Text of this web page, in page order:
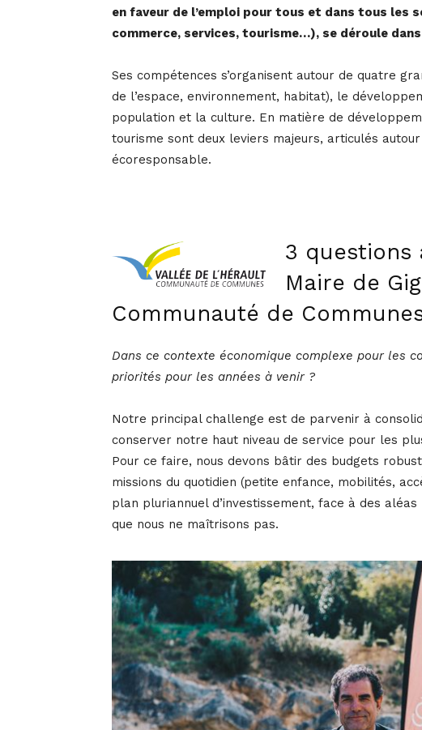
en faveur de l’emploi pour tous et dans tous
commerce, services, tourisme…), se déroule
Ses compétences s’organisent autour de quatre
de l’espace, environnement, habitat), le
population et la culture. En matière de
tourisme sont deux leviers majeurs, articulés
écoresponsable.
3 questions
Maire de
Communauté de
Dans ce contexte économique complexe pour les
priorités pour les années à venir ?
Notre principal challenge est de parvenir à
conserver notre haut niveau de service pour les
Pour ce faire, nous devons bâtir des budgets
missions du quotidien (petite enfance, mobilités,
plan pluriannuel d’investissement, face à des
que nous ne maîtrisons pas.